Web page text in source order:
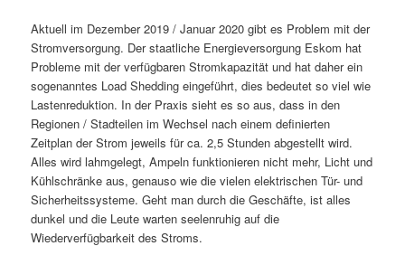
Aktuell im Dezember 2019 / Januar 2020 gibt es Problem mit der
Stromversorgung. Der staatliche Energieversorgung Eskom hat
Probleme mit der verfügbaren Stromkapazität und hat daher ein
sogenanntes Load Shedding eingeführt, dies bedeutet so viel wie
Lastenreduktion. In der Praxis sieht es so aus, dass in den
Regionen / Stadteilen im Wechsel nach einem definierten
Zeitplan der Strom jeweils für ca. 2,5 Stunden abgestellt wird.
Alles wird lahmgelegt, Ampeln funktionieren nicht mehr, Licht und
Kühlschränke aus, genauso wie die vielen elektrischen Tür- und
Sicherheitssysteme. Geht man durch die Geschäfte, ist alles
dunkel und die Leute warten seelenruhig auf die
Wiederverfügbarkeit des Stroms.